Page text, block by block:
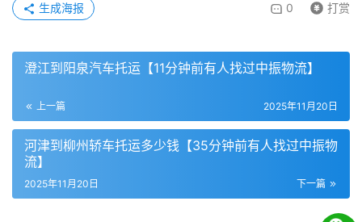
0 打赏
生成海报
澄江到阳泉汽车托运【11分钟前有人找过中振物流】
上一篇 2025年11月20日
河津到柳州轿车托运多少钱【35分钟前有人找过中振物
流】
下一篇
2025年11月20日